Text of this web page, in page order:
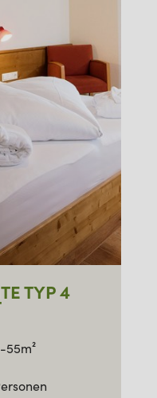
TYP 4
55m²